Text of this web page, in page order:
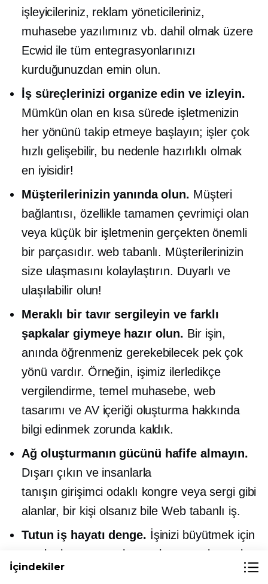
işleyicileriniz, reklam yöneticileriniz,
muhasebe yazılımınız vb. dahil olmak üzere
Ecwid ile tüm entegrasyonlarınızı
kurduğunuzdan emin olun.
İş süreçlerinizi organize edin ve izleyin.
Mümkün olan en kısa sürede işletmenizin
her yönünü takip etmeye başlayın; işler çok
hızlı gelişebilir, bu nedenle hazırlıklı olmak
en iyisidir!
Müşterilerinizin yanında olun. Müşteri
bağlantısı, özellikle tamamen çevrimiçi olan
veya küçük bir işletmenin gerçekten önemli
bir parçasıdır.web tabanlı. Müşterilerinizin
size ulaşmasını kolaylaştırın. Duyarlı ve
ulaşılabilir olun!
Meraklı bir tavır sergileyin ve farklı
şapkalar giymeye hazır olun. Bir işin,
anında öğrenmeniz gerekebilecek pek çok
yönü vardır. Örneğin, işimiz ilerledikçe
vergilendirme, temel muhasebe, web
tasarımı ve AV içeriği oluşturma hakkında
bilgi edinmek zorunda kaldık.
Ağ oluşturmanın gücünü hafife almayın.
Dışarı çıkın ve insanlarla
tanışıngirişimci odaklı kongre veya sergi gibi
alanlar, bir kişi olsanız bile Web tabanlı iş.
Tutun iş hayatı denge. İşinizi büyütmek için
saatler harcamaya hazır olun, ancak sınırları
çizin, böylece tüm hayatınızı kaplamaz.
İçindekiler